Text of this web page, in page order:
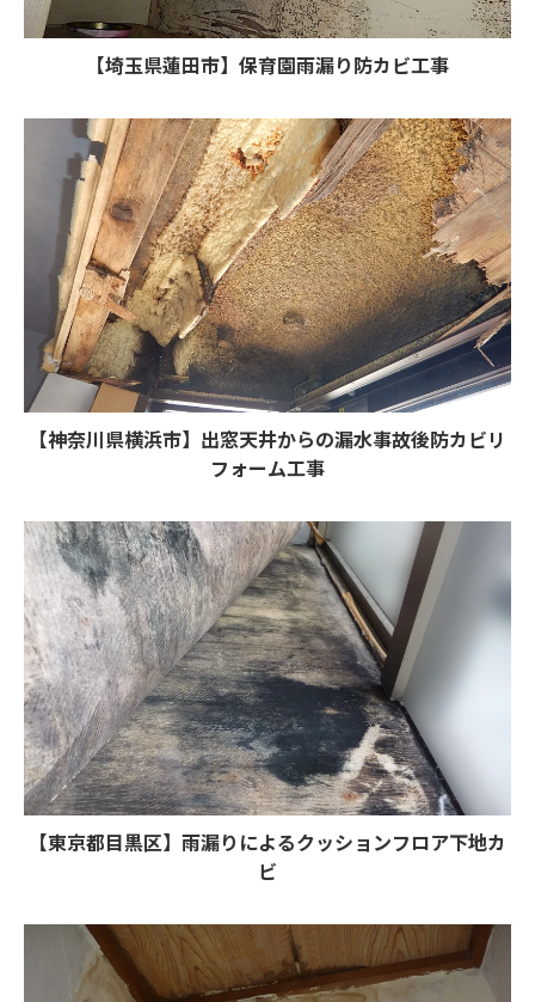
【埼玉県蓮田市】保育園雨漏り防カビ工事
【神奈川県横浜市】出窓天井からの漏水事故後防カビリ
フォーム工事
【東京都目黒区】雨漏りによるクッションフロア下地カ
ビ